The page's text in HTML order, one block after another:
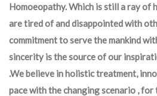
Homoeopathy. Which is still a ray of
are tired of and disappointed with
commitment to serve the mankind
sincerity is the source of our
.We believe in holistic treatment,
pace with the changing scenario ,